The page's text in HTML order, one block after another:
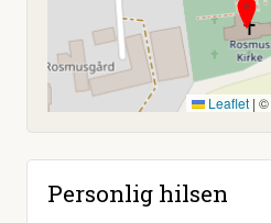
Leaflet | ©
Personlig hilsen